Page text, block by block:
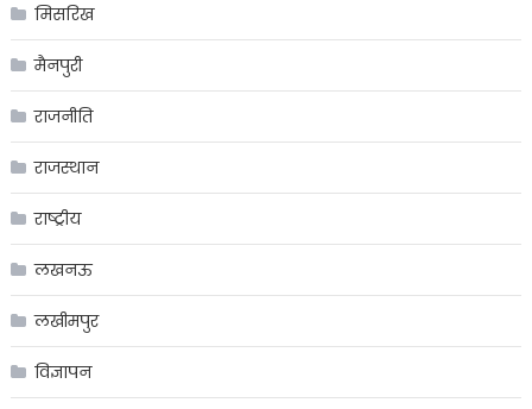
मिसरिख
मैनपुरी
राजनीति
राजस्थान
राष्ट्रीय
लखनऊ
लखीमपुर
विज्ञापन